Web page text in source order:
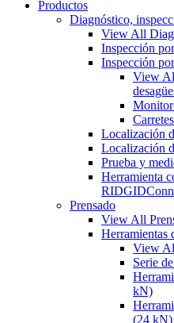
Productos
Diagnóstico,
View All
Inspección
Inspección
View
Localización
Localización
Prueba y
Herramienta
Prensado
View All
Herramientas
View
Serie
kN)
(24 kN)